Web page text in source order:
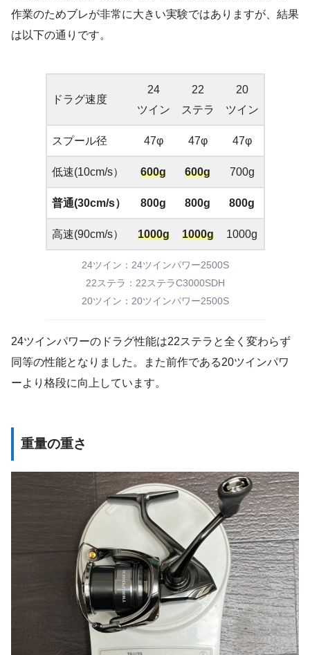
作業のためブレが非常に大きい実験ではありますが、結果
は以下の通りです。
ドラグ速度
24
ツイン
22
ステラ
20
ツイン
スプール径 47φ 47φ 47φ
低速(10cm/s） 600g 600g 700g
普通(30cm/s） 800g 800g 800g
高速(90cm/s） 1000g 1000g 1000g
24ツイン：24ツインパワー2500S
22ステラ：22ステラC3000SDH
20ツイン：20ツインパワー2500S
24ツインパワーのドラグ性能は22ステラと全く変わらず
同等の性能となりました。また前作である20ツインパワ
ーより格段に向上しています。
重量の重さ